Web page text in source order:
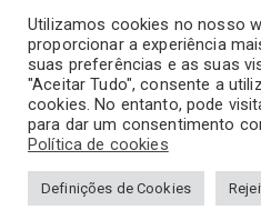
Utilizamos cookies no nosso
proporcionar a experiência
suas preferências e as suas
"Aceitar Tudo", consente a
cookies. No entanto, pode
para dar um consentimento
Política de cookies
Definições de Cookies